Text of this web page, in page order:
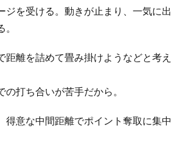
ジを受ける。動きが止まり、一気に出
距離を詰めて畳み掛けようなどと考え
の打ち合いが苦手だから。
得意な中間距離でポイント奪取に集中